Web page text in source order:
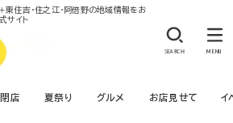
住吉・住之江・阿倍野の地域情報をお
サイト
閉店 夏祭り グルメ お店見せて イ
SEARCH MENU